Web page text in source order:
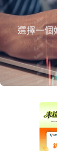
選擇一個